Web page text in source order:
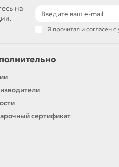
на
Я прочитал и согласен
сертификат